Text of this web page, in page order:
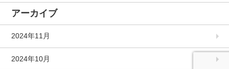
アーカイブ
2024年11月
2024年10月